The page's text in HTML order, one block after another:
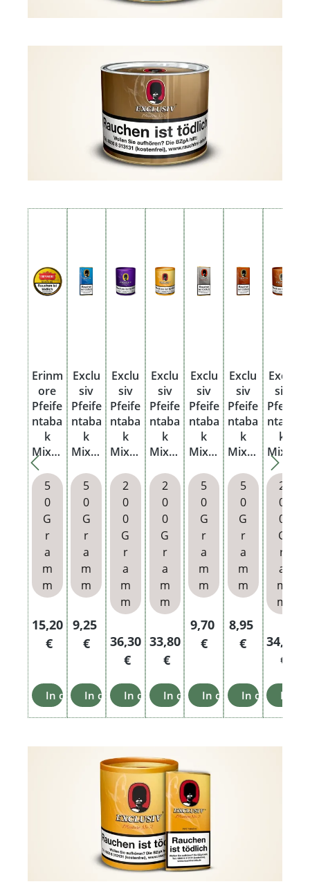
Produktgalerie überspringen
Erinm
ore
Pfeife
ntaba
k
Mixtu
Dose
5
0
G
r
a
m
m
Regulärer Preis:
15,20
€
In den Warenkorb
Exclu
siv
Pfeife
ntaba
k
Mixtu
No. 1
Pouc
h
5
0
G
r
a
m
m
Regulärer Preis:
9,25
€
In den Warenkorb
Exclu
siv
Pfeife
ntaba
k
Mixtu
No. 7
Box
2
0
0
G
r
a
m
m
Regulärer Preis:
36,30
€
In den Warenkorb
Exclu
siv
Pfeife
ntaba
k
Mixtu
No. 2
Box
2
0
0
G
r
a
m
m
Regulärer Preis:
33,80
€
In den Warenkorb
Exclu
siv
Pfeife
ntaba
k
Mixtu
No. 3
Pouc
h
5
0
G
r
a
m
m
Regulärer Preis:
9,70
€
In den Warenkorb
Exclu
siv
Pfeife
ntaba
k
Mixtu
No.4
Pouc
h
5
0
G
r
a
m
m
Regulärer
8,95
€
In den
Exclu
siv
Pfeife
ntaba
k
Mixtu
re
No.4
Box
2
0
0
G
r
a
m
m
34,20
€
In